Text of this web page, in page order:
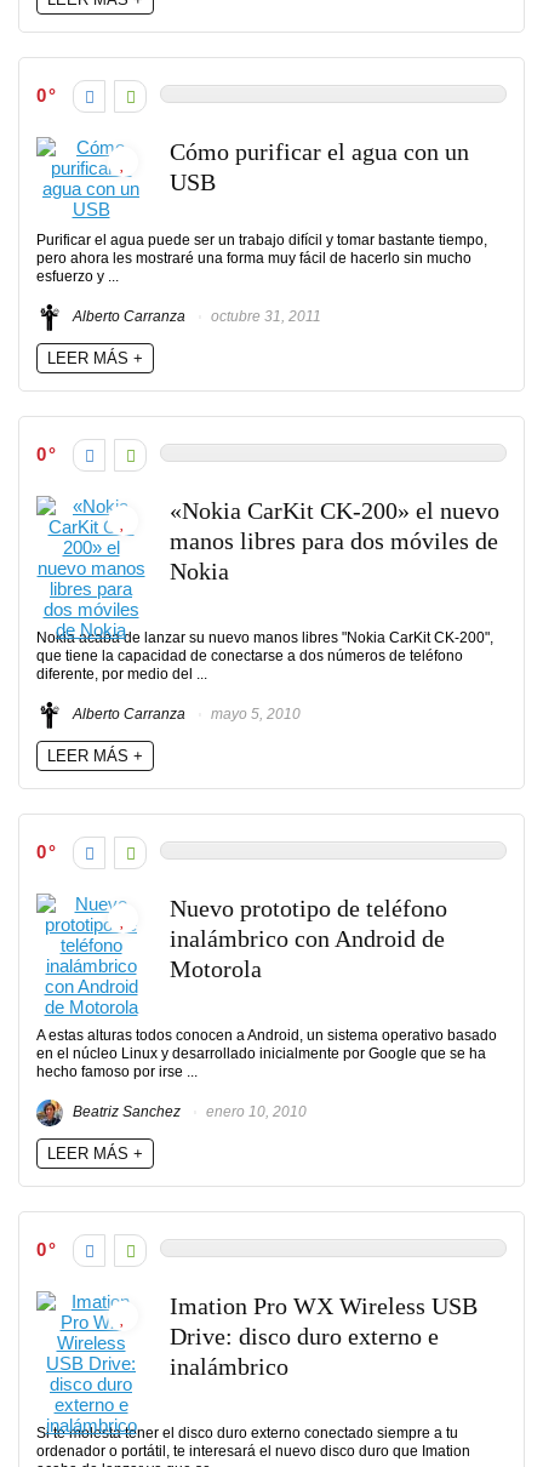
0
Cómo purificar el agua con un
USB
Purificar el agua puede ser un trabajo difícil y tomar bastante tiempo,
pero ahora les mostraré una forma muy fácil de hacerlo sin mucho
esfuerzo y ...
Alberto Carranza octubre 31, 2011
LEER MÁS +
0
«Nokia CarKit CK-200» el nuevo
manos libres para dos móviles de
Nokia
Nokia acaba de lanzar su nuevo manos libres "Nokia CarKit CK-200",
que tiene la capacidad de conectarse a dos números de teléfono
diferente, por medio del ...
Alberto Carranza mayo 5, 2010
LEER MÁS +
0
Nuevo prototipo de teléfono
inalámbrico con Android de
Motorola
A estas alturas todos conocen a Android, un sistema operativo basado
en el núcleo Linux y desarrollado inicialmente por Google que se ha
hecho famoso por irse ...
Beatriz Sanchez enero 10, 2010
LEER MÁS +
0
Imation Pro WX Wireless USB
Drive: disco duro externo e
inalámbrico
Si te molesta tener el disco duro externo conectado siempre a tu
ordenador o portátil, te interesará el nuevo disco duro que Imation